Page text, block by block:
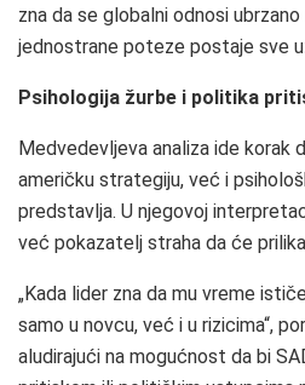
zna da se globalni odnosi
jednostrane poteze postaje sve
Psihologija žurbe i politika
Medvedevljeva analiza ide korak
američku strategiju, već i
predstavlja. U njegovoj
već pokazatelj straha da će
„Kada lider zna da mu vreme
samo u novcu, već i u rizicima“,
aludirajući na mogućnost da bi